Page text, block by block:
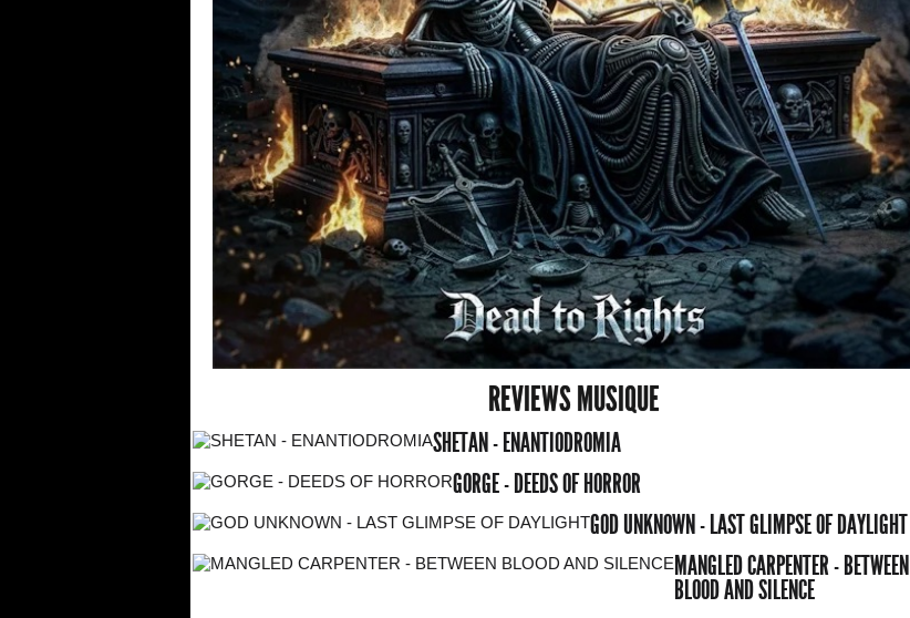
REVIEWS MUSIQUE
SHETAN - ENANTIODROMIA
GORGE - DEEDS OF HORROR
GOD UNKNOWN - LAST GLIMPSE OF DAYLIGHT
MANGLED CARPENTER - BETWEEN
BLOOD AND SILENCE